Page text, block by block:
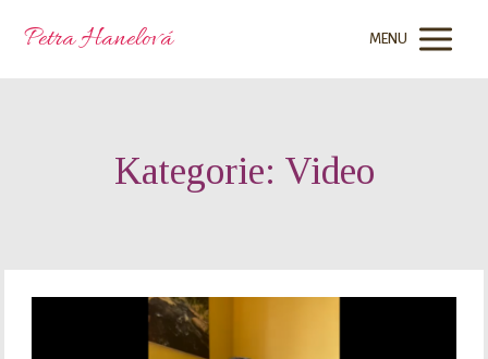
Petra Hanelová MENU
Kategorie: Video